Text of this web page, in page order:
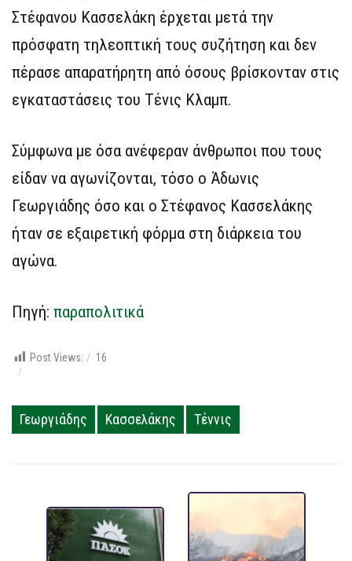
Στέφανου Κασσελάκη έρχεται μετά την
πρόσφατη τηλεοπτική τους συζήτηση και δεν
πέρασε απαρατήρητη από όσους βρίσκονταν στις
εγκαταστάσεις του Τένις Κλαμπ.
Σύμφωνα με όσα ανέφεραν άνθρωποι που τους
είδαν να αγωνίζονται, τόσο ο Άδωνις
Γεωργιάδης όσο και ο Στέφανος Κασσελάκης
ήταν σε εξαιρετική φόρμα στη διάρκεια του
αγώνα.
Πηγή: παραπολιτικά
Post Views: 16
Γεωργιάδης Κασσελάκης Τέννις